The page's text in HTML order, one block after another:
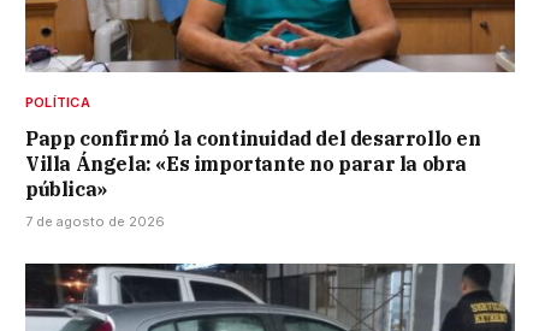
POLÍTICA
Papp confirmó la continuidad del desarrollo en
Villa Ángela: «Es importante no parar la obra
pública»
7 de agosto de 2026